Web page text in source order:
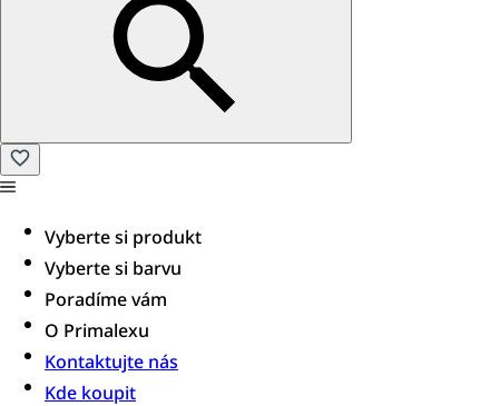
Vyberte si produkt
Vyberte si barvu
Poradíme vám​
O Primalexu
Kontaktujte nás
Kde koupit